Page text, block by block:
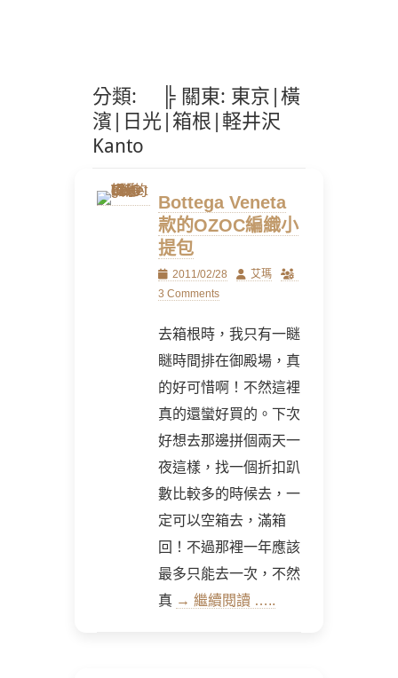
分類:
╠ 關東: 東京|橫
濱|日光|箱根|軽井沢
Kanto
Bottega Veneta
款的OZOC編織小
提包
Posted
on
2011/02/28 Author
艾瑪
3 Comments
去箱根時，我只有一瞇
瞇時間排在御殿場，真
的好可惜啊！不然這裡
真的還蠻好買的。下次
好想去那邊拼個兩天一
夜這樣，找一個折扣趴
數比較多的時候去，一
定可以空箱去，滿箱
回！不過那裡一年應該
最多只能去一次，不然
真 → 繼續閱讀 …..